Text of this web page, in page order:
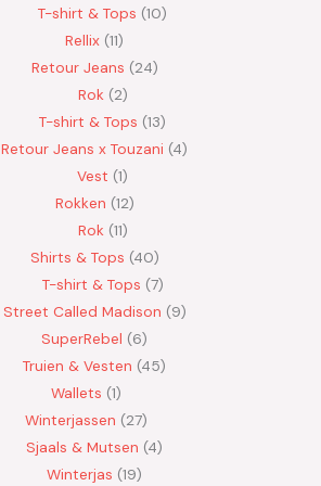
T-shirt & Tops 10
Rellix 11
Retour Jeans 24
Rok 2
T-shirt & Tops 13
Retour Jeans x Touzani 4
Vest 1
Rokken 12
Rok 11
Shirts & Tops 40
T-shirt & Tops 7
Street Called Madison 9
SuperRebel
6
Truien & Vesten 45
Wallets 1
Winterjassen
27
Sjaals & Mutsen 4
Winterjas 19